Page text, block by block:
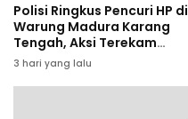
Polisi Ringkus Pencuri HP di
Warung Madura Karang
Tengah, Aksi Terekam
CCTV
3 hari yang lalu